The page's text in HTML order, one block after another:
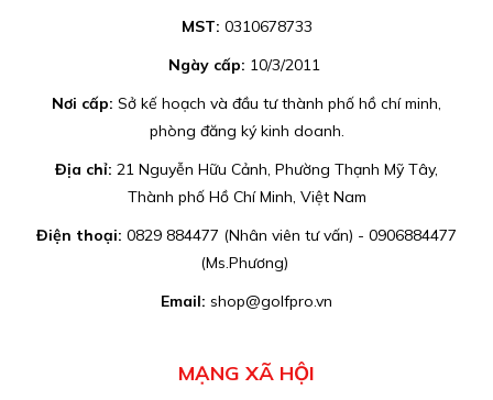
MST: 0310678733
Ngày cấp: 10/3/2011
Nơi cấp: Sở kế hoạch và đầu tư thành phố hồ chí minh,
phòng đăng ký kinh doanh.
Địa chỉ: 21 Nguyễn Hữu Cảnh, Phường Thạnh Mỹ Tây,
Thành phố Hồ Chí Minh, Việt Nam
Điện thoại: 0829 884477 (Nhân viên tư vấn) - 0906884477
(Ms.Phương)
Email: shop@golfpro.vn
MẠNG XÃ HỘI